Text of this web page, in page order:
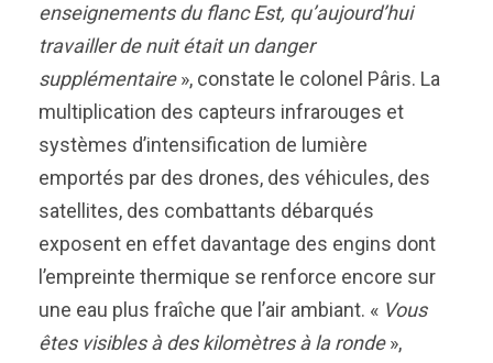
enseignements du flanc Est, qu’aujourd’hui
travailler de nuit était un danger
supplémentaire», constate le colonel Pâris. La
multiplication des capteurs infrarouges et
systèmes d’intensification de lumière
emportés par des drones, des véhicules, des
satellites, des combattants débarqués
exposent en effet davantage des engins dont
l’empreinte thermique se renforce encore sur
une eau plus fraîche que l’air ambiant. « Vous
êtes visibles à des kilomètres à la ronde»,